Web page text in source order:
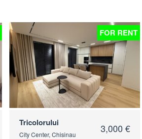
FOR RENT
P. Movilă
City Center, Chisinau 3,500 €